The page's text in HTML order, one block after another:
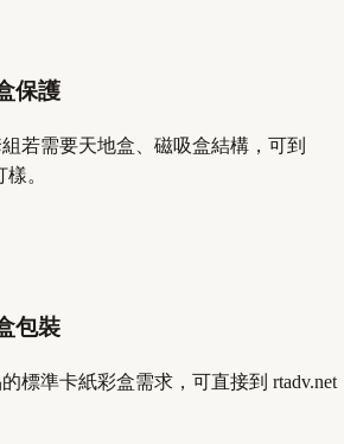
保護
若需要天地盒、磁吸盒結構，可到
。
包裝
標準卡紙彩盒需求，可直接到 rtadv.net